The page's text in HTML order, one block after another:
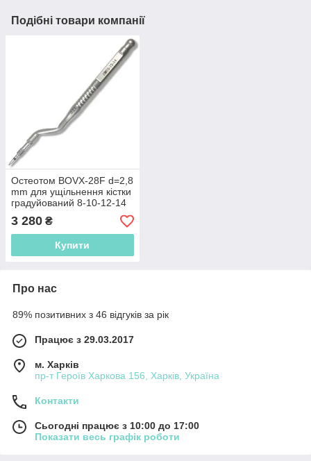
Подібні товари компанії
Остеотом BOVX-28F d=2,8
mm для ущільнення кістки
градуйований 8-10-12-14
мм
3 280 ₴
Купити
Про нас
89% позитивних з 46 відгуків за рік
Працює з 29.03.2017
м. Харків
пр-т Героїв Харкова 156, Харків, Україна
Контакти
Сьогодні працює з 10:00 до 17:00
Показати весь графік роботи